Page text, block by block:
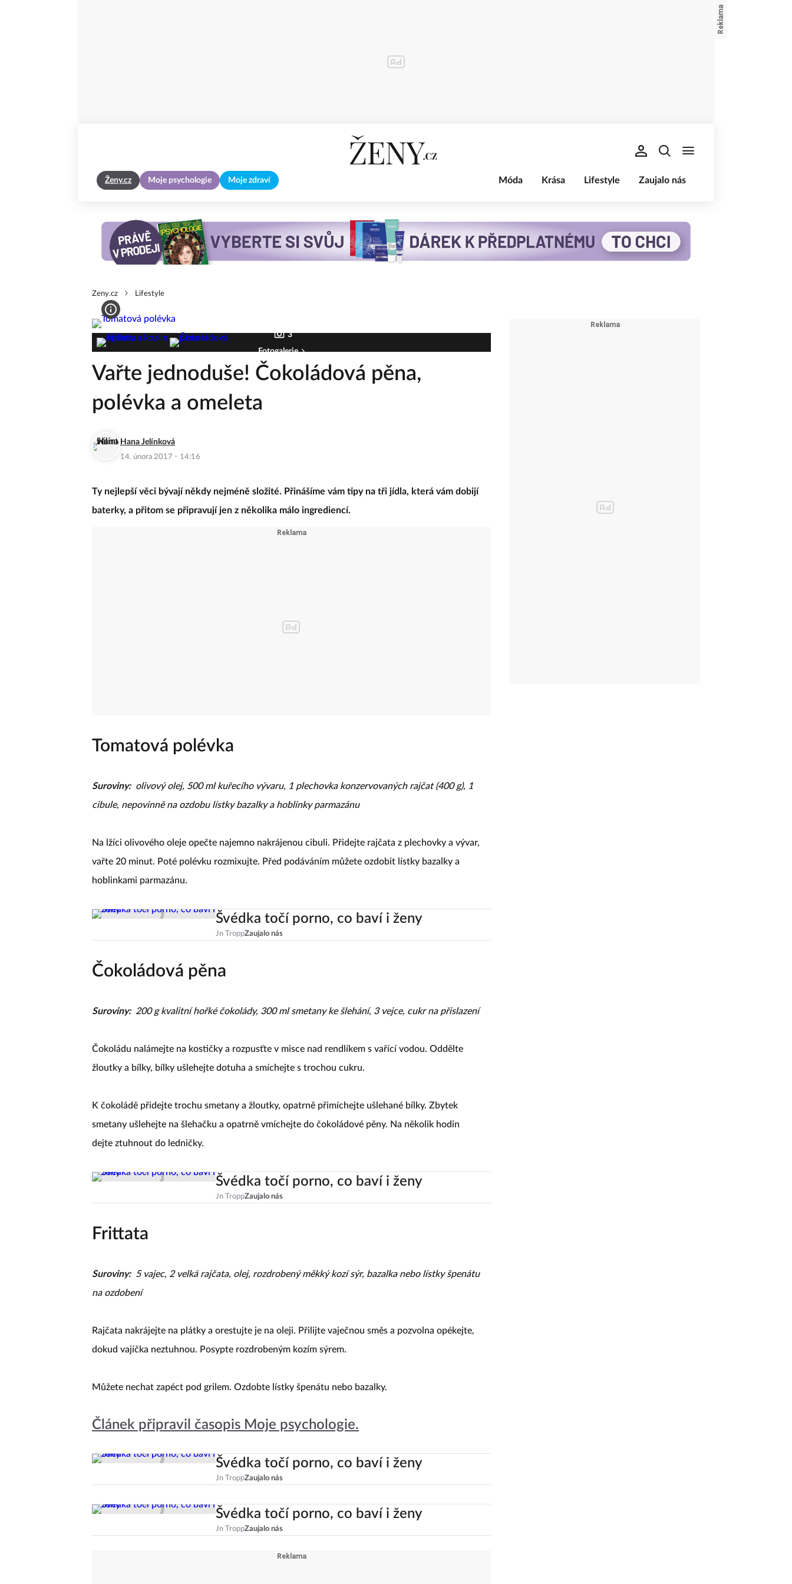
Ženy.cz Moje psychologie Moje zdraví Móda Krása Lifestyle Zaujalo nás
Zeny.cz Lifestyle
3
Fotogalerie
Vařte jednoduše! Čokoládová pěna,
polévka a omeleta
Hana Jelínková
14. února 2017 · 14:16
Ty nejlepší věci bývají někdy nejméně složité. Přinášíme vám tipy na tři jídla, která vám dobijí
baterky, a přitom se připravují jen z několika málo ingrediencí.
Tomatová polévka
Suroviny: olivový olej, 500 ml kuřecího vývaru, 1 plechovka konzervovaných rajčat (400 g), 1
cibule, nepovinně na ozdobu lístky bazalky a hoblinky parmazánu
Na lžíci olivového oleje opečte najemno nakrájenou cibuli. Přidejte rajčata z plechovky a vývar,
vařte 20 minut. Poté polévku rozmixujte. Před podáváním můžete ozdobit lístky bazalky a
hoblinkami parmazánu.
Švédka točí porno, co baví i ženy
Jn TroppZaujalo nás
Čokoládová pěna
Suroviny: 200 g kvalitní hořké čokolády, 300 ml smetany ke šlehání, 3 vejce, cukr na přislazení
Čokoládu nalámejte na kostičky a rozpusťte v misce nad rendlíkem s vařící vodou. Oddělte
žloutky a bílky, bílky ušlehejte dotuha a smíchejte s trochou cukru.
K čokoládě přidejte trochu smetany a žloutky, opatrně přimíchejte ušlehané bílky. Zbytek
smetany ušlehejte na šlehačku a opatrně vmíchejte do čokoládové pěny. Na několik hodin
dejte ztuhnout do ledničky.
Švédka točí porno, co baví i ženy
Jn TroppZaujalo nás
Frittata
Suroviny: 5 vajec, 2 velká rajčata, olej, rozdrobený měkký kozí sýr, bazalka nebo lístky špenátu
na ozdobení
Rajčata nakrájejte na plátky a orestujte je na oleji. Přilijte vaječnou směs a pozvolna opékejte,
dokud vajíčka neztuhnou. Posypte rozdrobeným kozím sýrem.
Můžete nechat zapéct pod grilem. Ozdobte lístky špenátu nebo bazalky.
Článek připravil časopis Moje psychologie.
Švédka točí porno, co baví i ženy
Jn TroppZaujalo nás
Švédka točí porno, co baví i ženy
Jn TroppZaujalo nás